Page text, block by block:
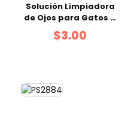
Solución Limpiadora
de Ojos para Gatos 4
oz
$3.00